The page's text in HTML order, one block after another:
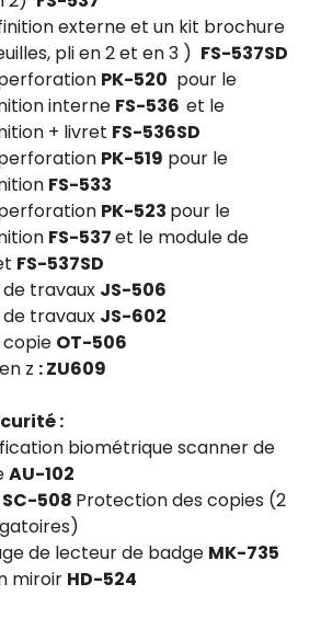
externe et un kit brochure
pli en 2 et en 3 ) FS-537SD
PK-520 pour le
interne FS-536 et le
+ livret FS-536SD
PK-519 pour le
FS-533
PK-523 pour le
FS-537et le module de
FS-537SD
travaux JS-506
travaux JS-602
OT-506
z : ZU609
:
biométrique scanner de
AU-102
SC-508 Protection des copies (2
de lecteur de badge MK-735
miroir HD-524